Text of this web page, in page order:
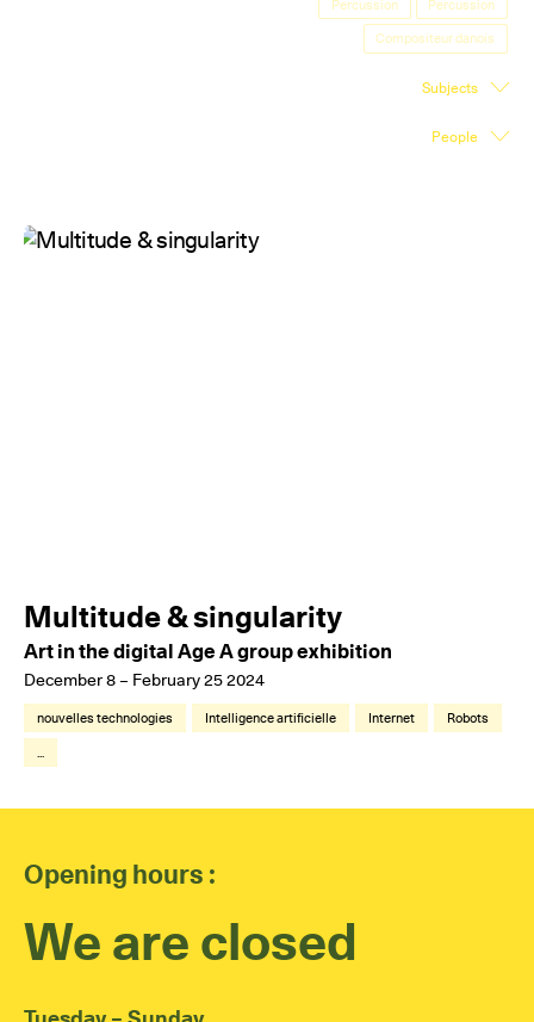
Fr
Percussion
Percussion
Compositeur danois
Subjects
People
Multitude & singularity
Art in the digital Age A group exhibition
December 8 – February 25 2024
nouvelles technologies Intelligence artificielle Internet
Robots
...
Opening hours :
We are closed